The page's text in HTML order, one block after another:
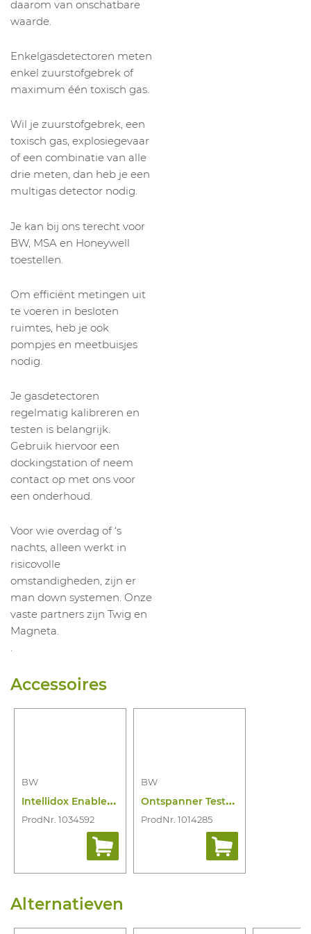
daarom van onschatbare
waarde.
Enkelgasdetectoren meten
enkel zuurstofgebrek of
maximum één toxisch gas.
Wil je zuurstofgebrek, een
toxisch gas, explosiegevaar
of een combinatie van alle
drie meten, dan heb je een
multigas detector nodig.
Je kan bij ons terecht voor
BW, MSA en Honeywell
toestellen.
Om efficiënt metingen uit
te voeren in besloten
ruimtes, heb je ook
pompjes en meetbuisjes
nodig.
Je gasdetectoren
regelmatig kalibreren en
testen is belangrijk.
Gebruik hiervoor een
dockingstation of neem
contact op met ons voor
een onderhoud.
Voor wie overdag of ‘s
nachts, alleen werkt in
risicovolle
omstandigheden, zijn er
man down systemen. Onze
vaste partners zijn Twig en
Magneta.
.
Accessoires
BW
I
ntellidox Enabler Kit Eu Version
ProdNr. 1034592
BW
O
ntspanner Testgas Bw
ProdNr. 1014285
Alternatieven